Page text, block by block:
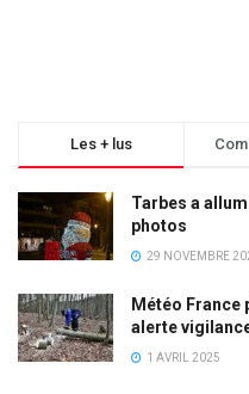
Les + lus
Tarbes a
photos
29 NOVEMBRE
Météo France
alerte
1 AVRIL 2025